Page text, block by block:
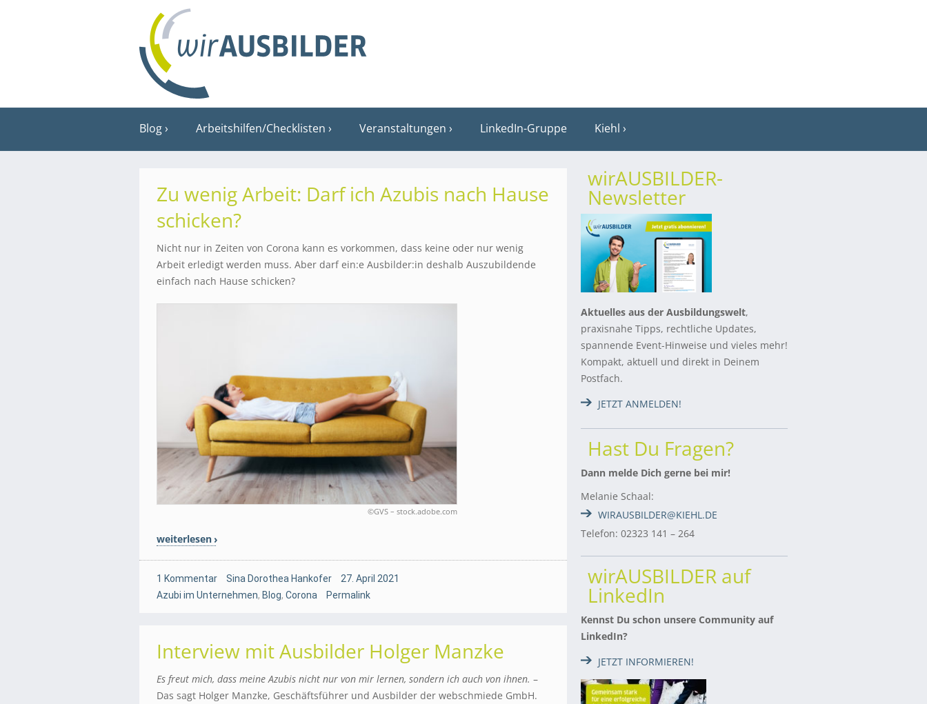
Blog Arbeitshilfen/Checklisten Veranstaltungen LinkedIn-Gruppe Kiehl
Zu wenig Arbeit: Darf ich Azubis nach Hause
schicken?
Nicht nur in Zeiten von Corona kann es vorkommen, dass keine oder nur wenig
Arbeit erledigt werden muss. Aber darf ein:e Ausbilder:in deshalb Auszubildende
einfach nach Hause schicken?
©GVS – stock.adobe.com
weiterlesen
1 Kommentar Sina Dorothea Hankofer
27. April 2021
Azubi im Unternehmen, Blog, Corona Permalink
Interview mit Ausbilder Holger Manzke
Es freut mich, dass meine Azubis nicht nur von mir lernen, sondern ich auch von ihnen. –
Das sagt Holger Manzke, Geschäftsführer und Ausbilder der webschmiede GmbH.
wirAUSBILDER-
Newsletter
Aktuelles aus der Ausbildungswelt,
praxisnahe Tipps, rechtliche Updates,
spannende Event-Hinweise und vieles mehr!
Kompakt, aktuell und direkt in Deinem
Postfach.
JETZT ANMELDEN!
Hast Du Fragen?
Dann melde Dich gerne bei mir!
Melanie Schaal:
WIRAUSBILDER@KIEHL.DE
Telefon: 02323 141 – 264
wirAUSBILDER auf
LinkedIn
Kennst Du schon unsere Community auf
LinkedIn?
JETZT INFORMIEREN!